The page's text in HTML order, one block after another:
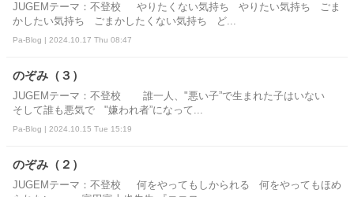
JUGEMテーマ：不登校 やりたくない気持ち やりたい気持ち ごま
かしたい気持ち ごまかしたくない気持ち ど...
Pa-Blog | 2024.10.17 Thu 08:47
のぞみ（３）
JUGEMテーマ：不登校 誰一人、"悪い子”で生まれた子はいない
そして誰も悪気で "嫌われ者”になって...
Pa-Blog | 2024.10.15 Tue 15:19
のぞみ（２）
JUGEMテーマ：不登校 何をやってもしかられる 何をやってもほめ